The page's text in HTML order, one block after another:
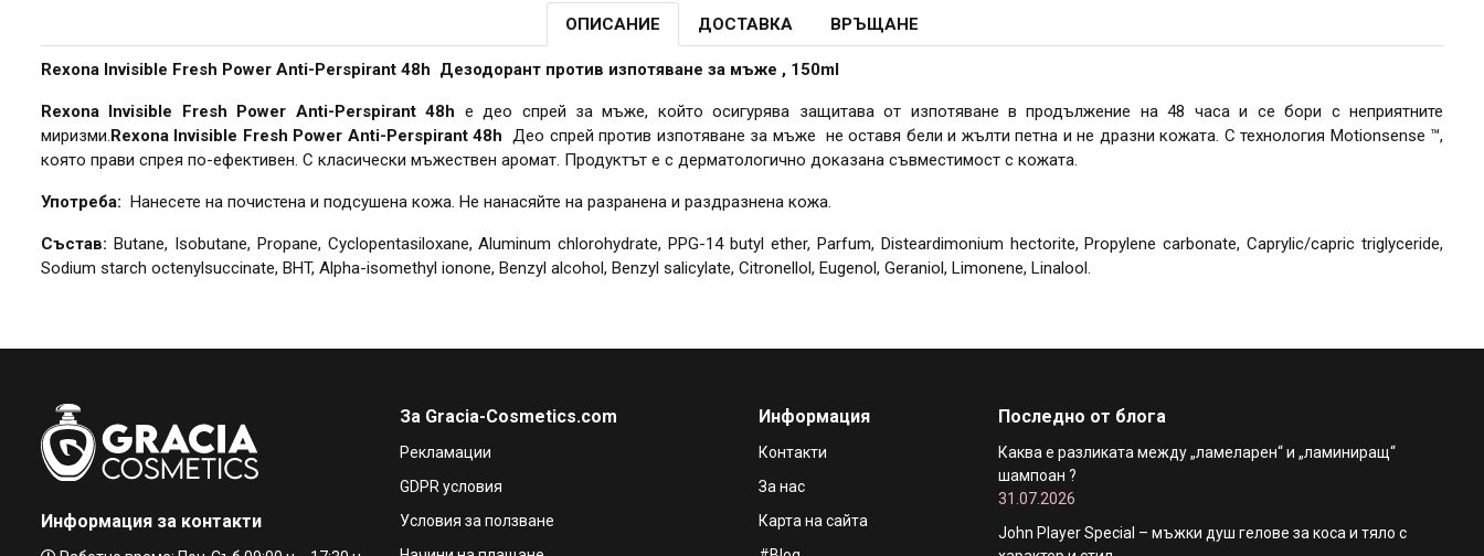
Old Spice Део стик против изпотяване
€4.04 / 7.90 лв.
Old Spice Део стик против изпотяване
ОПИСАНИЕ ДОСТАВКА ВРЪЩАНЕ
Rexona Invisible Fresh Power Anti-Perspirant 48h Дезодорант против изпотяване за мъже , 150ml
Rexona Invisible Fresh Power Anti-Perspirant 48h е део спрей за мъже, който осигурява защитава от изпотяване в продължение на 48 часа и се бори с неприятните
миризми. Rexona Invisible Fresh Power Anti-Perspirant 48h
Део спрей против изпотяване за мъже не оставя бели и жълти петна и не дразни кожата. С технология Motionsense ™,
която прави спрея по-ефективен. С класически мъжествен аромат. Продуктът е с дерматологично доказана съвместимост с кожата.
Употреба: Нанесете на почистена и подсушена кожа. Не нанасяйте на разранена и раздразнена кожа.
Състав: Butane, Isobutane, Propane, Cyclopentasiloxane, Aluminum chlorohydrate, PPG-14 butyl ether, Parfum, Disteardimonium hectorite, Propylene carbonate, Caprylic/capric triglyceride,
Sodium starch octenylsuccinate, BHT, Alpha-isomethyl ionone, Benzyl alcohol, Benzyl salicylate, Citronellol, Eugenol, Geraniol, Limonene, Linalool.
Информация за контакти
За Gracia-Cosmetics.com
Рекламации
GDPR условия
Условия за ползване
Информация
Контакти
За нас
Карта на сайта
Последно от блога
Каква е разликата между „ламеларен“ и „ламиниращ“
шампоан ?
31.07.2026
John Player Special – мъжки душ гелове за коса и тяло с